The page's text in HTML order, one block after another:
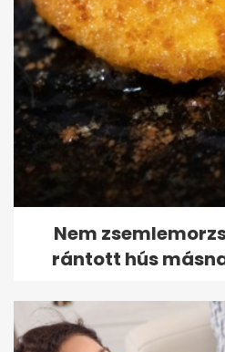
Nem
rántott hús